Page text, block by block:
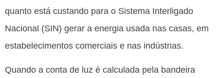
quanto está custando para o Sistema Interligado
Nacional (SIN) gerar a energia usada nas casas, em
estabelecimentos comerciais e nas indústrias.
Quando a conta de luz é calculada pela bandeira